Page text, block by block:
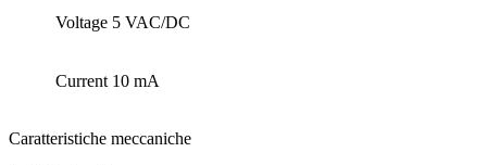
Voltage 5 VAC/DC
Current 10 mA
Caratteristiche meccaniche